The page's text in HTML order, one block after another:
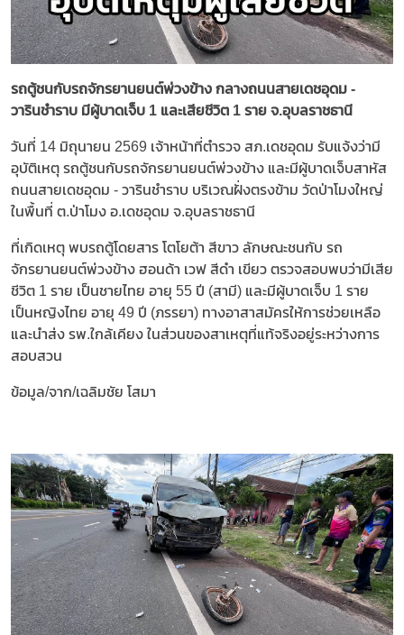
รถตู้ชนกับรถจักรยานยนต์พ่วงข้าง กลางถนนสายเดชอุดม -
วารินชำราบ มีผู้บาดเจ็บ 1 และเสียชีวิต 1 ราย จ.อุบลราชธานี
วันที่ 14 มิถุนายน 2569 เจ้าหน้าที่ตำรวจ สภ.เดชอุดม รับแจ้งว่ามี
อุบัติเหตุ รถตู้ชนกับรถจักรยานยนต์พ่วงข้าง และมีผู้บาดเจ็บสาหัส
ถนนสายเดชอุดม - วารินชำราบ บริเวณฝั่งตรงข้าม วัดป่าโมงใหญ่
ในพื้นที่ ต.ป่าโมง อ.เดชอุดม จ.อุบลราชธานี
ที่เกิดเหตุ พบรถตู้โดยสาร โตโยต้า สีขาว ลักษณะชนกับ รถ
จักรยานยนต์พ่วงข้าง ฮอนด้า เวฟ สีดำ เขียว ตรวจสอบพบว่ามีเสีย
ชีวิต 1 ราย เป็นชายไทย อายุ 55 ปี (สามี) และมีผู้บาดเจ็บ 1 ราย
เป็นหญิงไทย อายุ 49 ปี (ภรรยา) ทางอาสาสมัครให้การช่วยเหลือ
และนำส่ง รพ.ใกล้เคียง ในส่วนของสาเหตุที่แท้จริงอยู่ระหว่างการ
สอบสวน
ข้อมูล/จาก/เฉลิมชัย โสมา